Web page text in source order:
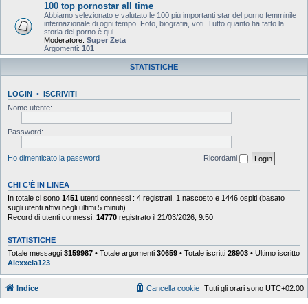
100 top pornostar all time
Abbiamo selezionato e valutato le 100 più importanti star del porno femminile
internazionale di ogni tempo. Foto, biografia, voti. Tutto quanto ha fatto la
storia del porno è qui
Moderatore: Super Zeta
Argomenti: 101
STATISTICHE
LOGIN • ISCRIVITI
Nome utente:
Password:
Ho dimenticato la password Ricordami
CHI C’È IN LINEA
In totale ci sono 1451 utenti connessi : 4 registrati, 1 nascosto e 1446 ospiti (basato
sugli utenti attivi negli ultimi 5 minuti)
Record di utenti connessi: 14770 registrato il 21/03/2026, 9:50
STATISTICHE
Totale messaggi 3159987 • Totale argomenti 30659 • Totale iscritti 28903 • Ultimo iscritto
Alexxela123
Indice Tutti gli orari sono UTC+02:00
Cancella cookie